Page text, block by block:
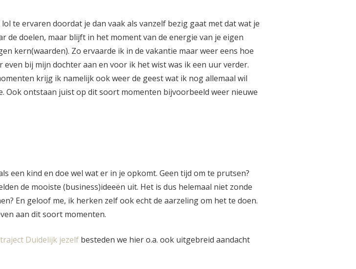
te ervaren doordat je dan vaak als vanzelf bezig gaat met dat wat je
doelen, maar blijft in het moment van de energie van je eigen
kern(waarden). Zo ervaarde ik in de vakantie maar weer eens hoe
bij mijn dochter aan en voor ik het wist was ik een uur verder.
krijg ik namelijk ook weer de geest wat ik nog allemaal wil
Ook ontstaan juist op dit soort momenten bijvoorbeeld weer nieuwe
een kind en doe wel wat er in je opkomt. Geen tijd om te prutsen?
de mooiste (business)ideeën uit. Het is dus helemaal niet zonde
En geloof me, ik herken zelf ook echt de aarzeling om het te doen.
aan dit soort momenten.
Duidelijk jezelf besteden we hier o.a. ook uitgebreid aandacht